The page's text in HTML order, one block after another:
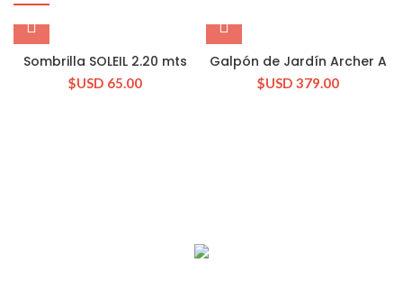
Sombrilla SOLEIL 2.20 mts
$USD 65.00
Galpón de Jardín Archer A
$USD 379.00